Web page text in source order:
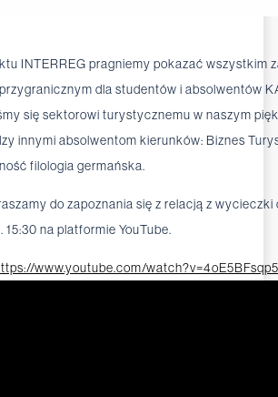
INTERREG pragniemy pokazać
dla studentów i absolwentów
się sektorowi turystycznemu w naszym
innymi absolwentom kierunków: Biznes
filologia germańska.
do zapoznania się z relacją z
15:30 na platformie YouTube.
www.youtube.com/